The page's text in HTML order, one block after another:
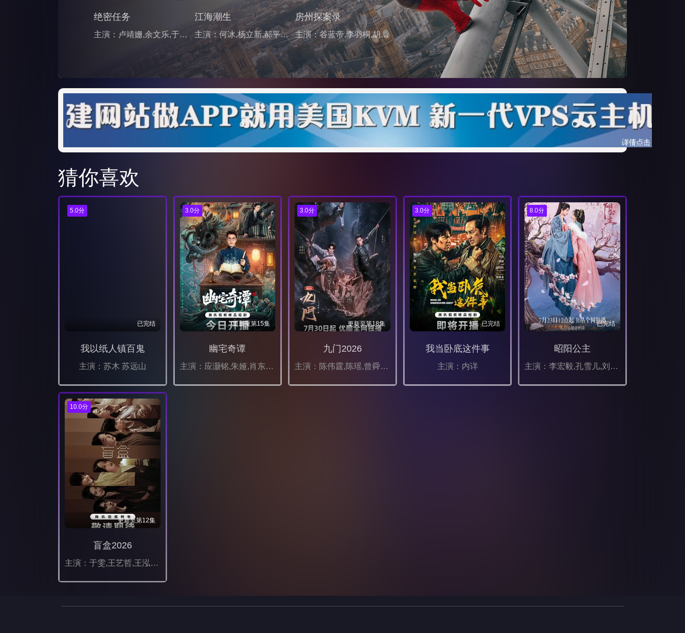
绝密任务
主演：卢靖姗,余文乐,于文文,蒋璐霞,屈菁菁,张溯哲,朱烁燃,明子煜,褚旭,亮月儿,王飞斐,常丹丹,金丽慧子,潘羞月,朱庭辰,叶彤,凡尼达·宾蒂·伊姆兰,曹操,喻亢,杰布,于晓光,陶慧敏,周惠林,高曙光,王若麟,刘屹宸,基诺,尚馨
江海潮生
主演：何冰,杨立新,郝平,王鸥,海一天,黑子,谭洋,焦刚,丁柳元,焉栩嘉,陈乔恩,刘佳,毕彦君,董勇,沈保平,何中华,刘向京,仁龙,周征波,李佳宁,张喜前,臧金生,徐僧,王建新,张风,刘蕾,侯析焱,秦天宇,辛鹏
房州探案录
主演：谷蓝帝,李羽桐,胡悦,陈叶玲,周恒远
猜你喜欢
5.0分
已完结
我以纸人镇百鬼
主演：苏木 苏远山
3.0分
更新至第15集
幽宅奇谭
主演：应灏铭,朱娅,肖东昊,宋未央
3.0分
更新至第18集
九门2026
主演：陈伟霆,陈瑶,曾舜晞,王茂蕾,王奕婷,李乃文,释小龙,应灏铭,季肖冰,胡耘豪,徐正溪,章涛,王祖一,刘畅,杨钧丞,杨昊博,陈鸿锦,吴圣麒,林秋楠,扈帷,雷丰瑞
3.0分
已完结
我当卧底这件事
主演：内详
8.0分
已完结
昭阳公主
主演：李宏毅,孔雪儿,刘旭威,林小宅
10.0分
更新至第12集
盲盒2026
主演：于雯,王艺哲,王泓鑫,卜冠今,孙天宇,加奈那,成岳,杨琼,易梦玲